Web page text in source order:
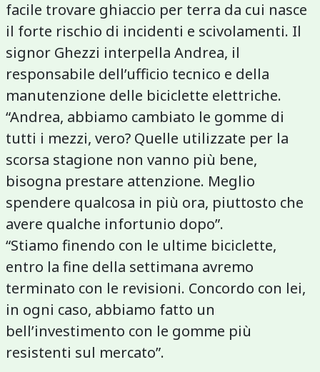
facile trovare ghiaccio per terra da cui nasce
il forte rischio di incidenti e scivolamenti. Il
signor Ghezzi interpella Andrea, il
responsabile dell’ufficio tecnico e della
manutenzione delle biciclette elettriche.
“Andrea, abbiamo cambiato le gomme di
tutti i mezzi, vero? Quelle utilizzate per la
scorsa stagione non vanno più bene,
bisogna prestare attenzione. Meglio
spendere qualcosa in più ora, piuttosto che
avere qualche infortunio dopo”.
“Stiamo finendo con le ultime biciclette,
entro la fine della settimana avremo
terminato con le revisioni. Concordo con lei,
in ogni caso, abbiamo fatto un
bell’investimento con le gomme più
resistenti sul mercato”.